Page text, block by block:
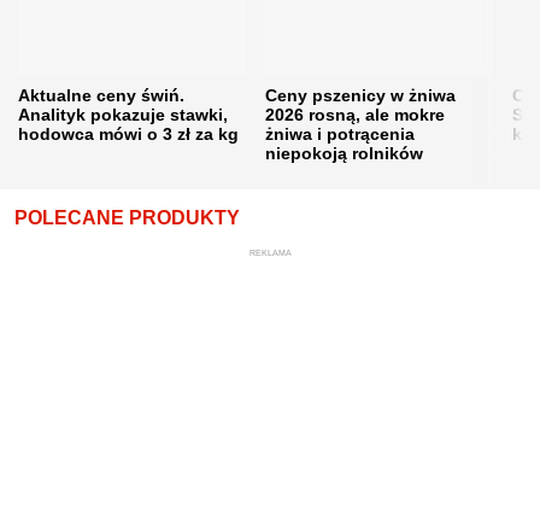
Aktualne ceny świń.
Analityk pokazuje stawki,
hodowca mówi o 3 zł za kg
Ceny pszenicy w żniwa
2026 rosną, ale mokre
żniwa i potrącenia
niepokoją rolników
POLECANE PRODUKTY
REKLAMA